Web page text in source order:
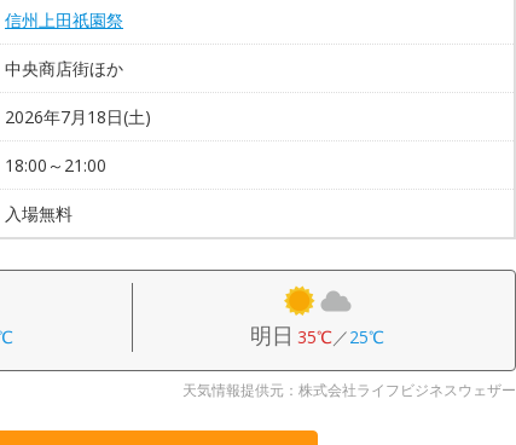
信州上田祇園祭
中央商店街ほか
2026年7月18日(土)
18:00～21:00
入場無料
明日 35℃／25℃
天気情報提供元：株式会社ライフビジネスウェザー